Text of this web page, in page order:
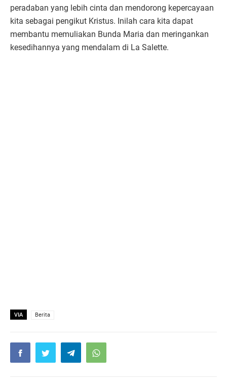
peradaban yang lebih cinta dan mendorong kepercayaan
kita sebagai pengikut Kristus. Inilah cara kita dapat
membantu memuliakan Bunda Maria dan meringankan
kesedihannya yang mendalam di La Salette.
VIA Berita